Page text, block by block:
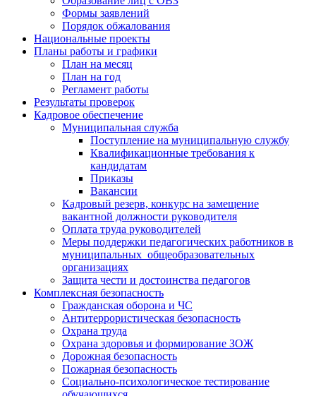
Формы заявлений
Порядок обжалования
Национальные проекты
Планы работы и графики
План на месяц
План на год
Регламент работы
Результаты проверок
Кадровое обеспечение
Муниципальная служба
Поступление на муниципальную службу
Квалификационные требования к
кандидатам
Приказы
Вакансии
Кадровый резерв, конкурс на замещение
вакантной должности руководителя
Оплата труда руководителей
Меры поддержки педагогических работников в
муниципальных общеобразовательных
организациях
Защита чести и достоинства педагогов
Комплексная безопасность
Гражданская оборона и ЧС
Антитеррористическая безопасность
Охрана труда
Охрана здоровья и формирование ЗОЖ
Дорожная безопасность
Пожарная безопасность
Социально-психологическое тестирование